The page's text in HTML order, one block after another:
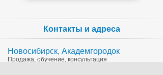
Контакты и адреса
Новосибирск, Академгородок
Продажа, обучение, консультация